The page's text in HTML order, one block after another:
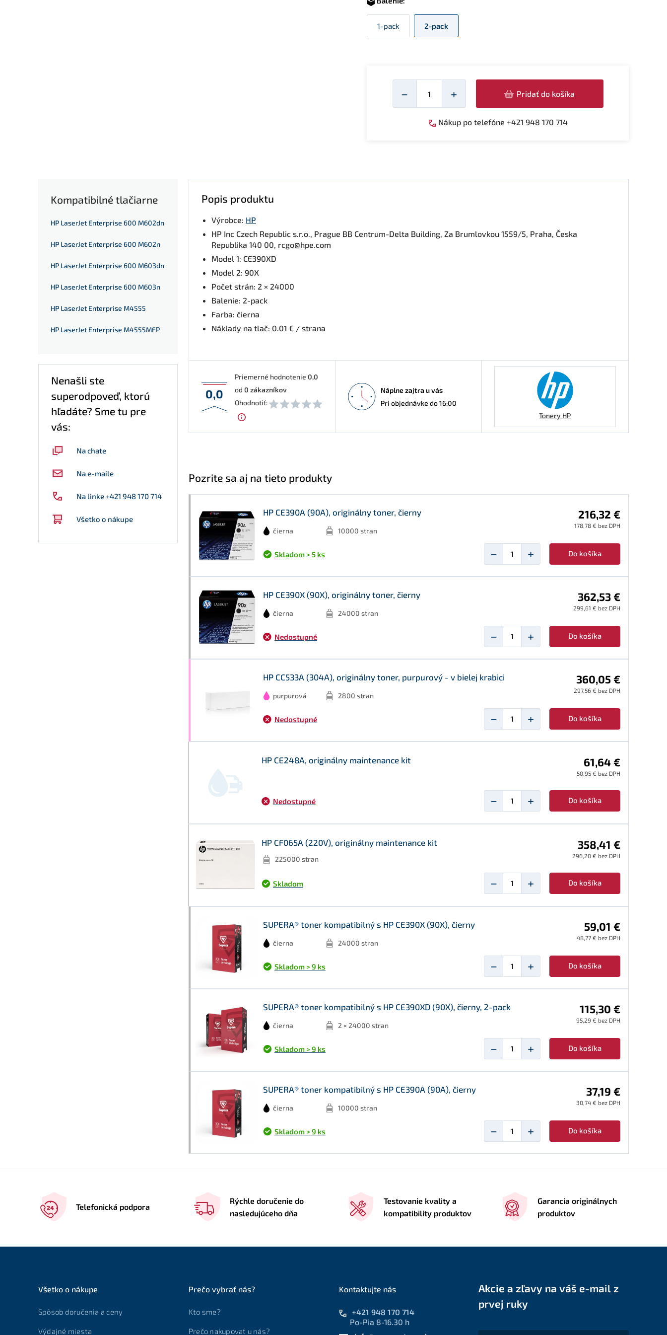
1-pack 2-pack
−
Množství
+ Pridať do košíka
Nákup po telefóne +421 948 170 714
Kompatibilné tlačiarne
HP LaserJet Enterprise 600 M602dn
HP LaserJet Enterprise 600 M602n
HP LaserJet Enterprise 600 M603dn
HP LaserJet Enterprise 600 M603n
HP LaserJet Enterprise M4555
HP LaserJet Enterprise M4555MFP
Nenašli ste
superodpoveď, ktorú
hľadáte? Sme tu pre
vás:
Na chate
Na e-maile
Na linke +421 948 170 714
Všetko o nákupe
Popis produktu
Výrobce: HP
HP Inc Czech Republic s.r.o., Prague BB Centrum-Delta Building, Za Brumlovkou 1559/5, Praha, Česka
Republika 140 00, rcgo@hpe.com
Model 1: CE390XD
Model 2: 90X
Počet strán: 2 × 24000
Balenie: 2-pack
Farba: čierna
Náklady na tlač: 0.01 € / strana
0,0
Priemerné hodnotenie0,0
od0 zákazníkov
Ohodnotiť:
Náplne zajtra u vás
Pri objednávke do 16:00
Tonery HP
Pozrite sa aj na tieto produkty
HP CE390A (90A), originálny toner, čierny
čierna 10000 stran
216,32 €
178,78 € bez DPH
Skladom > 5 ks − + Do košíka
HP CE390X (90X), originálny toner, čierny
čierna 24000 stran
362,53 €
299,61 € bez DPH
Nedostupné − + Do košíka
HP CC533A (304A), originálny toner, purpurový - v bielej krabici
purpurová 2800 stran
360,05 €
297,56 € bez DPH
Nedostupné − + Do košíka
HP CE248A, originálny maintenance kit 61,64 €
50,95 € bez DPH
Nedostupné − + Do košíka
HP CF065A (220V), originálny maintenance kit
225000 stran
358,41 €
296,20 € bez DPH
Skladom − + Do košíka
SUPERA® toner kompatibilný s HP CE390X (90X), čierny
čierna 24000 stran
59,01 €
48,77 € bez DPH
Skladom > 9 ks − + Do košíka
SUPERA® toner kompatibilný s HP CE390XD (90X), čierny, 2-pack
čierna 2 × 24000 stran
115,30 €
95,29 € bez DPH
Skladom > 9 ks − + Do košíka
SUPERA® toner kompatibilný s HP CE390A (90A), čierny
čierna 10000 stran
37,19 €
30,74 € bez DPH
Skladom > 9 ks − + Do košíka
Telefonická podpora
Rýchle doručenie do
nasledujúceho dňa
Testovanie kvality a
kompatibility produktov
Garancia originálnych
produktov
Všetko o nákupe
Spôsob doručenia a ceny
Výdajné miesta
Prečo vybrať nás?
Kto sme?
Prečo nakupovať u nás?
Kontaktujte nás
+421 948 170 714
Po-Pia 8-16.30 h
Akcie a zľavy na váš e-mail z
prvej ruky